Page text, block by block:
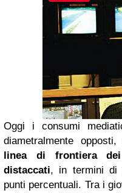
Oggi i consumi
diametralmente
linea di frontieradei
distaccati, in termini di
punti percentuali. Tra i